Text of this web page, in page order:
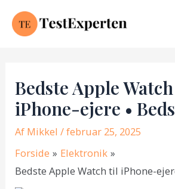
Bedste Apple
iPhone-ejere •
Af Mikkel/ februar 25, 2025
Forside
Elektronik
Bedste Apple Watch til iPhone-